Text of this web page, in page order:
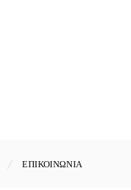
ΕΠΙΚΟΙΝΩΝΊΑ